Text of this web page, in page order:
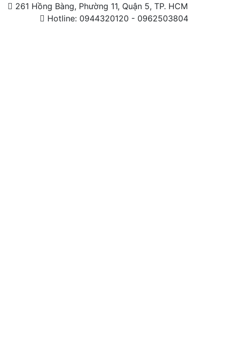
261 Hồng Bàng, Phường 11, Quận 5, TP. HCM
Hotline: 0944320120 - 0962503804